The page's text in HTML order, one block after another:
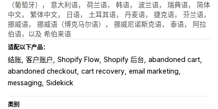
（葡萄牙）， 意大利语， 荷兰语， 韩语， 波兰语， 瑞典语， 简体
中文， 繁体中文， 日语， 土耳其语， 丹麦语， 捷克语， 芬兰语，
挪威语， 挪威语（博克马尔语）， 挪威尼诺斯克语， 泰语， 阿拉
伯语，以及 希伯来语
适配以下产品：
结账 客户账户 Shopify Flow Shopify 后台 abandoned cart
abandoned checkout cart recovery email marketing
messaging Sidekick
类别